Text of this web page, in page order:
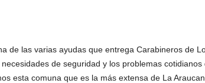
de las varias ayudas que entrega Carabineros de
de seguridad y los problemas
esta comuna que es la más extensa de La